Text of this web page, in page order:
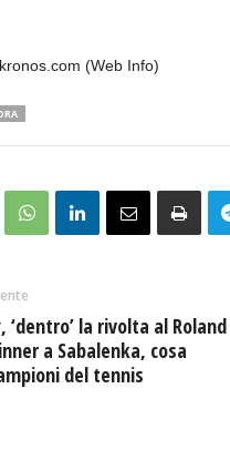
(Web Info)
‘dentro’ la rivolta al Roland
a Sabalenka, cosa
del tennis